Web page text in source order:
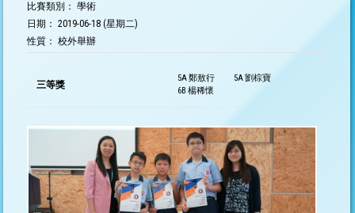
比賽類別： 學術
日期： 2019-06-18 (星期二)
性質： 校外舉辦
三等獎
5A 鄭敖行
5A 劉棕寶
6B 楊稀懷